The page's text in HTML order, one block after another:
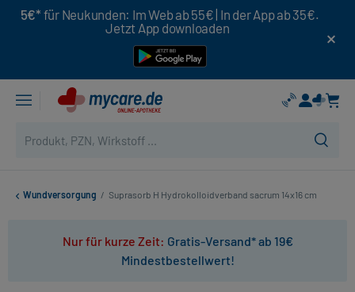
5€* für Neukunden: Im Web ab 55€ | In der App ab 35€.
Jetzt App downloaden
Wundversorgung / Suprasorb H Hydrokolloidverband sacrum 14x16 cm
Nur für kurze Zeit: Gratis-Versand* ab 19€
Mindestbestellwert!